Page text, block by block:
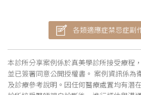
各類適應症禁忌症副
本診所分享案例係於真美學診所接受療程
並已簽署同意公開授權書。 案例資訊係為
及診療參考說明。因任何醫療處置均有潛